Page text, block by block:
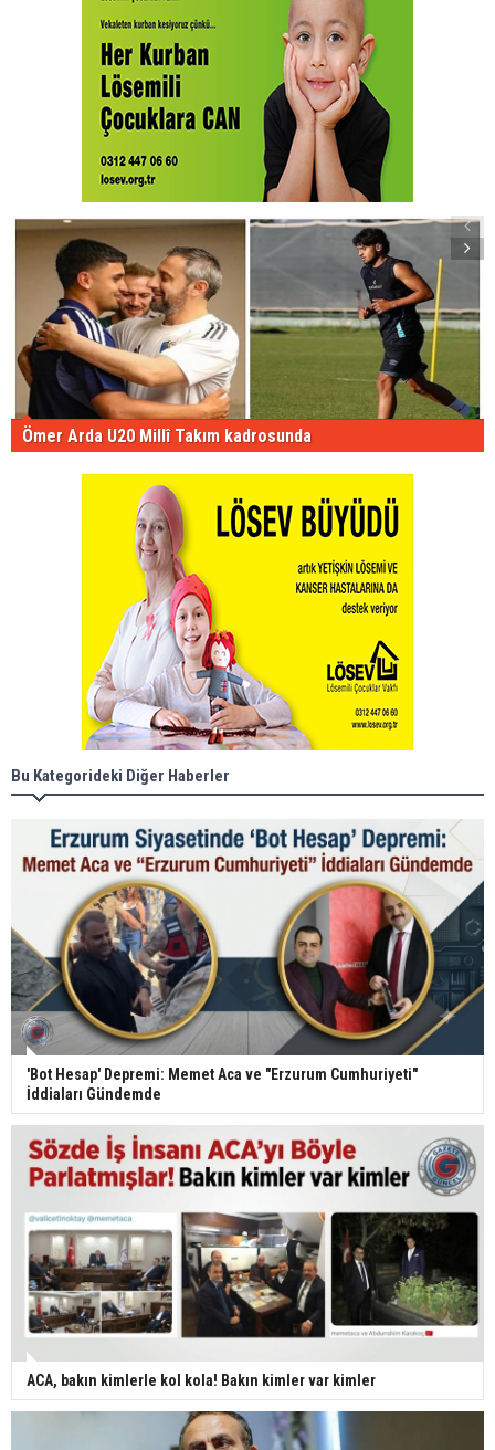
Ömer Arda U20 Millî Takım kadrosunda
Bu Kategorideki Diğer Haberler
'Bot Hesap' Depremi: Memet Aca ve "Erzurum Cumhuriyeti"
İddiaları Gündemde
ACA, bakın kimlerle kol kola! Bakın kimler var kimler